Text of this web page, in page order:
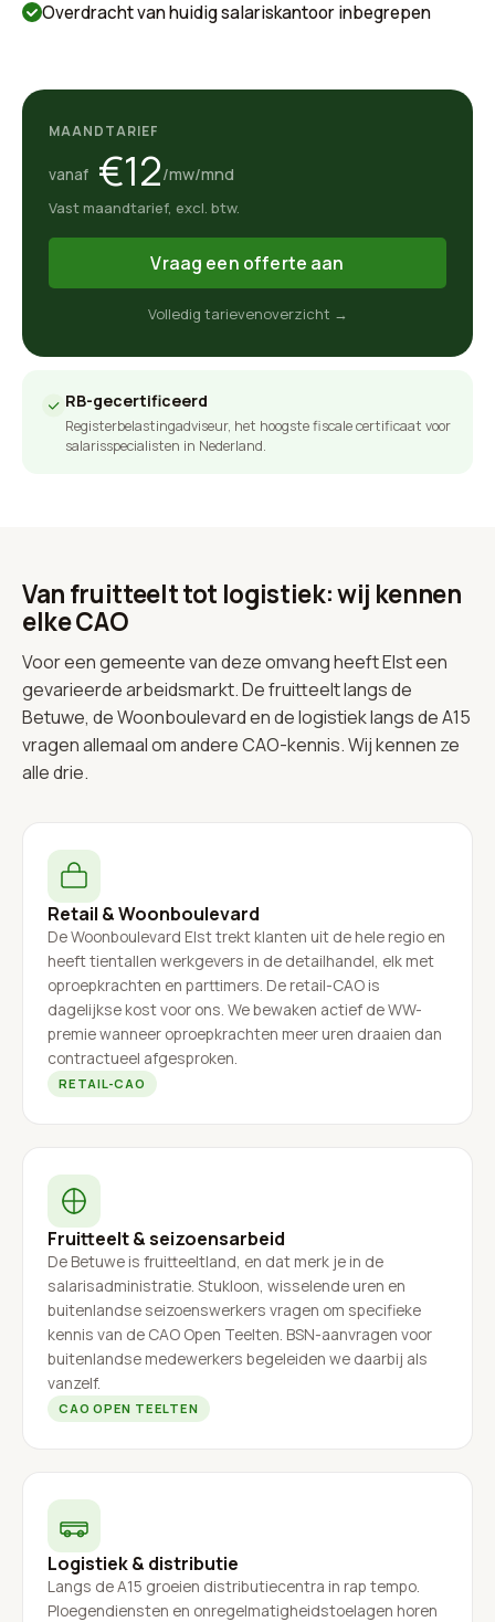
Overdracht van huidig salariskantoor inbegrepen
MAANDTARIEF
vanaf €12/mw/mnd
Vast maandtarief, excl. btw.
Vraag een offerte aan
Volledig tarievenoverzicht →
RB-gecertificeerd
Registerbelastingadviseur, het hoogste fiscale certificaat voor
salarisspecialisten in Nederland.
Van fruitteelt tot logistiek: wij kennen
elke CAO
Voor een gemeente van deze omvang heeft Elst een
gevarieerde arbeidsmarkt. De fruitteelt langs de
Betuwe, de Woonboulevard en de logistiek langs de A15
vragen allemaal om andere CAO-kennis. Wij kennen ze
alle drie.
Retail & Woonboulevard
De Woonboulevard Elst trekt klanten uit de hele regio en
heeft tientallen werkgevers in de detailhandel, elk met
oproepkrachten en parttimers. De retail-CAO is
dagelijkse kost voor ons. We bewaken actief de WW-
premie wanneer oproepkrachten meer uren draaien dan
contractueel afgesproken.
RETAIL-CAO
Fruitteelt & seizoensarbeid
De Betuwe is fruitteeltland, en dat merk je in de
salarisadministratie. Stukloon, wisselende uren en
buitenlandse seizoenswerkers vragen om specifieke
kennis van de CAO Open Teelten. BSN-aanvragen voor
buitenlandse medewerkers begeleiden we daarbij als
vanzelf.
CAO OPEN TEELTEN
Logistiek & distributie
Langs de A15 groeien distributiecentra in rap tempo.
Ploegendiensten en onregelmatigheidstoelagen horen